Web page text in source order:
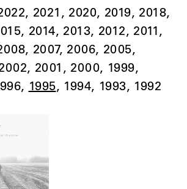
2021 2020 2019 2018
2014 2013 2012 2011
2007 2006 2005
2001 2000 1999
1995 1994 1993 1992